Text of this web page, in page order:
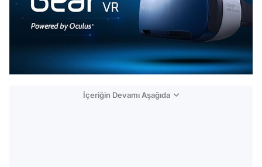
İçeriğin Devamı Aşağıda